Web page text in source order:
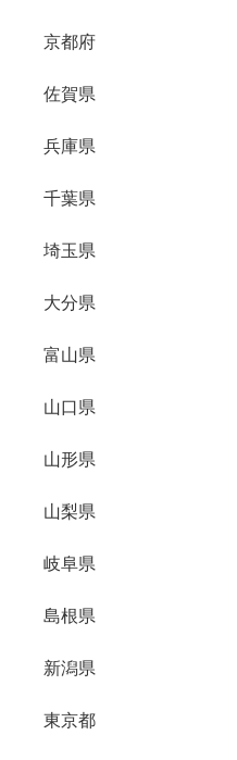
京都府
佐賀県
兵庫県
千葉県
埼玉県
大分県
富山県
山口県
山形県
山梨県
岐阜県
島根県
新潟県
東京都